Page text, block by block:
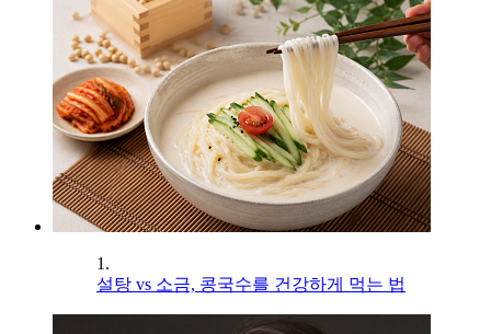
1.
설탕 vs 소금, 콩국수를 건강하게 먹는 법